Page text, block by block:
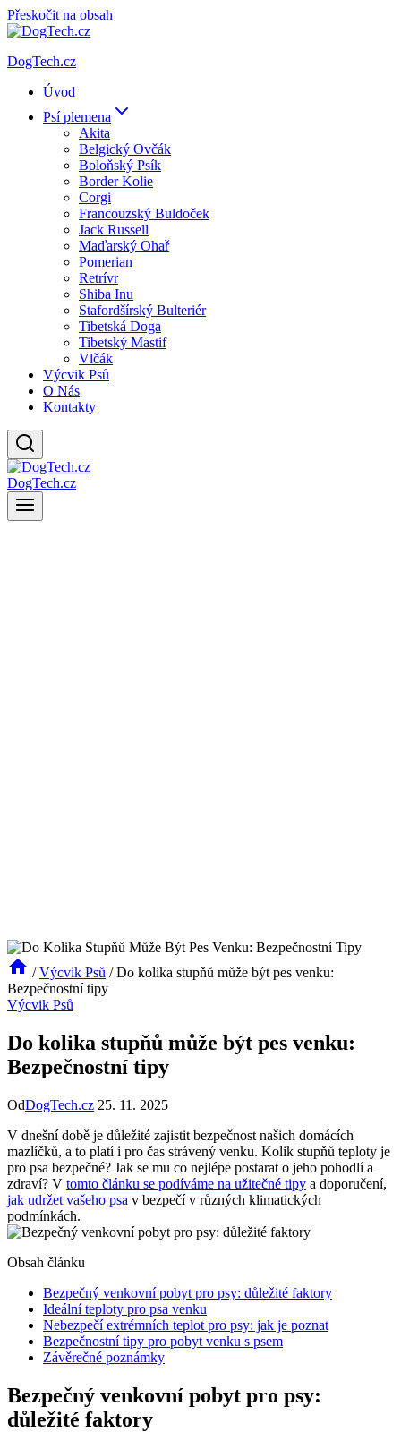
Přeskočit na obsah
DogTech.cz
Úvod
Psí plemena
Akita
Belgický Ovčák
Boloňský Psík
Border Kolie
Corgi
Francouzský Buldoček
Jack Russell
Maďarský Ohař
Pomerian
Retrívr
Shiba Inu
Stafordšírský Bulteriér
Tibetská Doga
Tibetský Mastif
Vlčák
Výcvik Psů
O Nás
Kontakty
DogTech.cz
/ Výcvik Psů / Do kolika stupňů může být pes venku:
Bezpečnostní tipy
Výcvik Psů
Do kolika stupňů může být pes venku:
Bezpečnostní tipy
OdDogTech.cz 25. 11. 2025
V dnešní době je důležité zajistit bezpečnost našich domácích
mazlíčků, a to platí i pro čas strávený venku. Kolik stupňů teploty je
pro psa bezpečné? Jak se mu co nejlépe postarat o jeho pohodlí a
zdraví? V tomto článku se podíváme na užitečné tipy a doporučení,
jak udržet vašeho psa v bezpečí v různých klimatických
podmínkách.
Obsah článku
Bezpečný venkovní pobyt pro psy: důležité faktory
Ideální teploty pro psa venku
Nebezpečí extrémních teplot pro psy: jak je poznat
Bezpečnostní tipy pro pobyt venku s psem
Závěrečné poznámky
Bezpečný venkovní pobyt pro psy:
důležité faktory